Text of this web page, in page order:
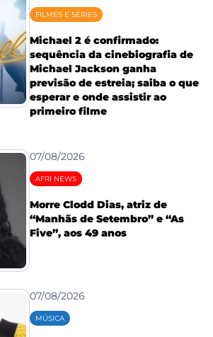
FILMES E SÉRIES
Michael 2 é confirmado:
sequência da cinebiografia de
Michael Jackson ganha
previsão de estreia; saiba o que
esperar e onde assistir ao
primeiro filme
07/08/2026
AFRI NEWS
Morre Clodd Dias, atriz de
“Manhãs de Setembro” e “As
Five”, aos 49 anos
07/08/2026
MÚSICA